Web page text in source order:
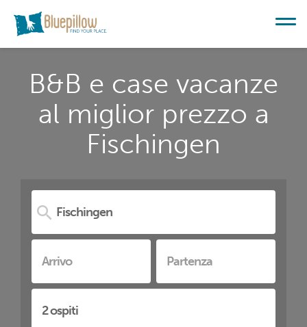
B&B e case vacanze
al miglior prezzo a
Fischingen